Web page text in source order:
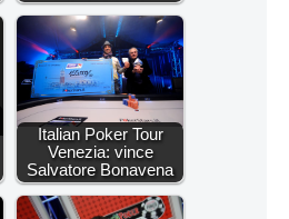
Italian Poker Tour
Venezia: vince
Salvatore Bonavena